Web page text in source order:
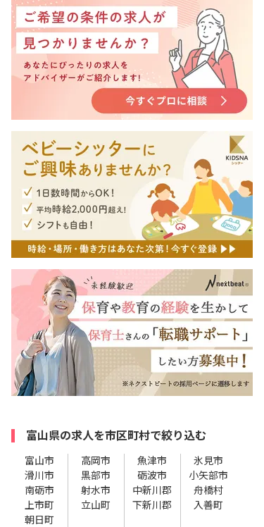
富山県の求人を市区町村で絞り込む
富山市 高岡市 魚津市
氷見市
滑川市
黒部市 砺波市
小矢部市
南砺市
射水市 中新川郡
舟橋村
上市町
立山町 下新川郡
入善町
朝日町